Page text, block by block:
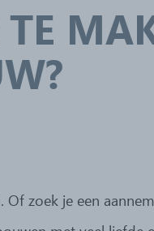
zoek je een